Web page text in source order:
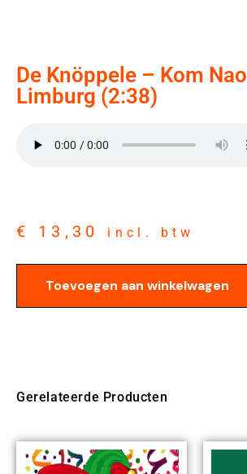
De Knöppele – Kom Nao
Limburg (2:38)
€ 13,30 incl. btw
Toevoegen aan winkelwagen
Gerelateerde Producten